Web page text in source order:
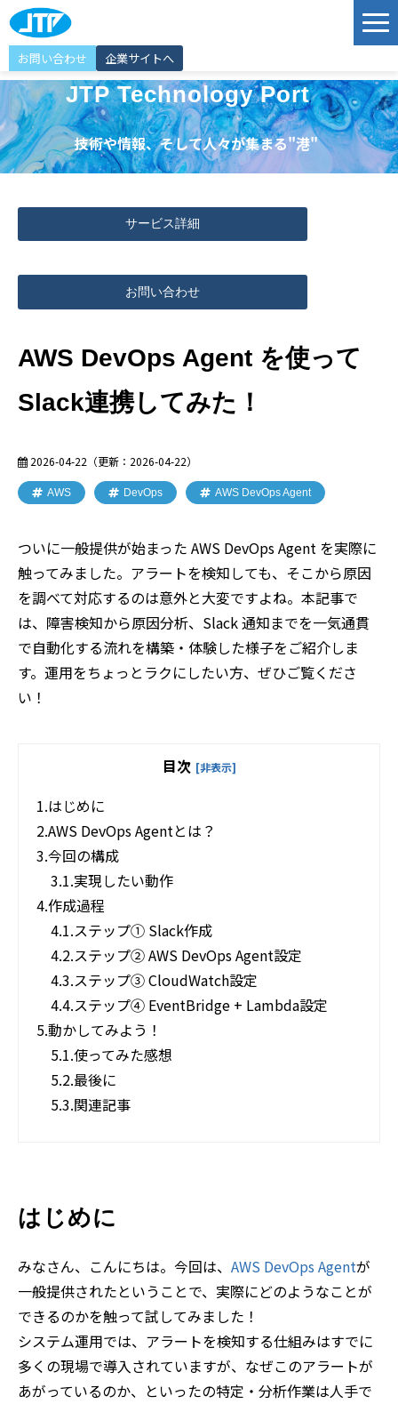
お問い合わせ 企業サイトへ
サービス
ソリューション
導入事例
エンジニア紹介
イベント情報
JTP Technology Port
技術や情報、そして人々が集まる"港"
サービス詳細
お問い合わせ
AWS DevOps Agent を使って
Slack連携してみた！
2026-04-22 （更新： 2026-04-22）
AWS DevOps AWS DevOps Agent
ついに一般提供が始まった AWS DevOps Agent を実際に
触ってみました。アラートを検知しても、そこから原因
を調べて対応するのは意外と大変ですよね。本記事で
は、障害検知から原因分析、Slack 通知までを一気通貫
で自動化する流れを構築・体験した様子をご紹介しま
す。運用をちょっとラクにしたい方、ぜひご覧くださ
い！
目次 [非表示]
1.はじめに
2.AWS DevOps Agentとは？
3.今回の構成
3.1.実現したい動作
4.作成過程
4.1.ステップ① Slack作成
4.2.ステップ② AWS DevOps Agent設定
4.3.ステップ③ CloudWatch設定
4.4.ステップ④ EventBridge + Lambda設定
5.動かしてみよう！
5.1.使ってみた感想
5.2.最後に
5.3.関連記事
はじめに
みなさん、こんにちは。今回は、 AWS DevOps Agentが
一般提供されたということで、実際にどのようなことが
できるのかを触って試してみました！
システム運用では、アラートを検知する仕組みはすでに
多くの現場で導入されていますが、なぜこのアラートが
あがっているのか、といったの特定・分析作業は人手で